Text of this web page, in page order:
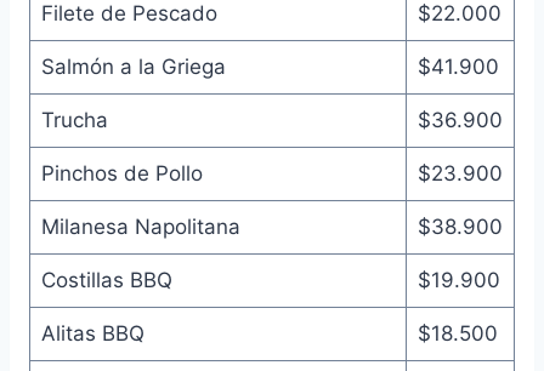
Filete de Pescado $22.000
Salmón a la Griega $41.900
Trucha $36.900
Pinchos de Pollo $23.900
Milanesa Napolitana $38.900
Costillas BBQ $19.900
Alitas BBQ $18.500